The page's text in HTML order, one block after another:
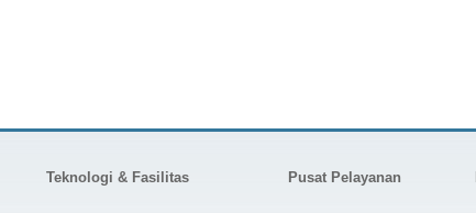
Teknologi & Fasilitas Pusat Pelayanan